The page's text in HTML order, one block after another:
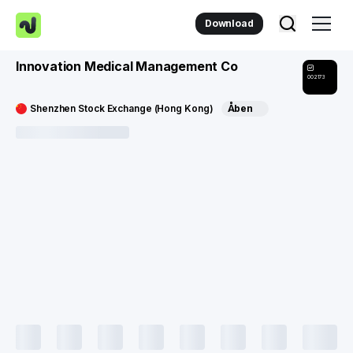
Download
Innovation Medical Management Co
002173
Shenzhen Stock Exchange (Hong Kong) Åben